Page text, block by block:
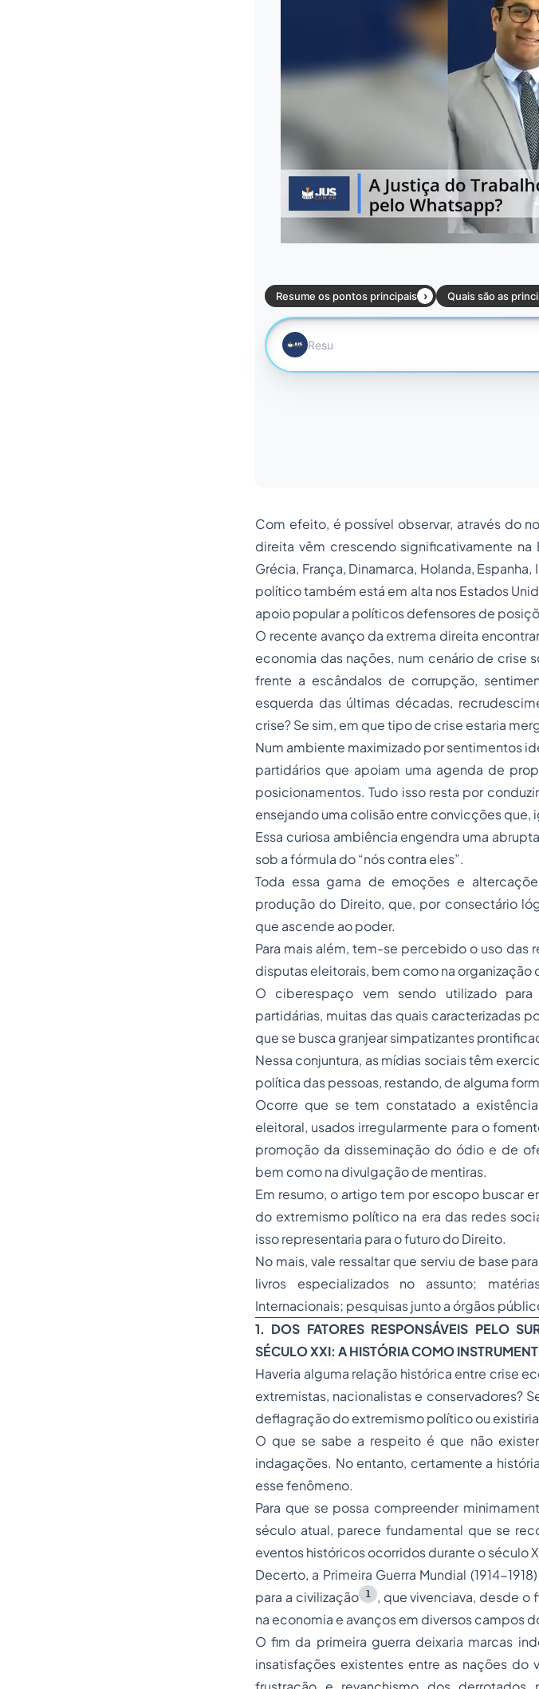
Com efeito, é possível observar, através do
direita vêm crescendo significativamente
Grécia, França, Dinamarca, Holanda,
político também está em alta nos Estados
apoio popular a políticos defensores de
O recente avanço da extrema direita
economia das nações, num cenário de
frente a escândalos de corrupção,
esquerda das últimas décadas,
crise? Se sim, em que tipo de crise estaria
Num ambiente maximizado por sentimentos
partidários que apoiam uma agenda de
posicionamentos. Tudo isso resta por
ensejando uma colisão entre convicções que,
Essa curiosa ambiência engendra uma
sob a fórmula do “nós contra eles”.
Toda essa gama de emoções e
produção do Direito, que, por consectário
que ascende ao poder.
Para mais além, tem-se percebido o uso das
disputas eleitorais, bem como na organização
O ciberespaço vem sendo utilizado
partidárias, muitas das quais caracterizadas
que se busca granjear simpatizantes
Nessa conjuntura, as mídias sociais têm
política das pessoas, restando, de alguma
Ocorre que se tem constatado a
eleitoral, usados irregularmente para o
promoção da disseminação do ódio e de
bem como na divulgação de mentiras.
Em resumo, o artigo tem por escopo buscar
do extremismo político na era das redes
isso representaria para o futuro do Direito.
No mais, vale ressaltar que serviu de base
livros especializados no assunto;
Internacionais; pesquisas junto a órgãos
1. DOS FATORES RESPONSÁVEIS PELO
SÉCULO XXI: A HISTÓRIA COMO
Haveria alguma relação histórica entre crise
extremistas, nacionalistas e conservadores?
deflagração do extremismo político ou
O que se sabe a respeito é que não
indagações. No entanto, certamente a
esse fenômeno.
Para que se possa compreender
século atual, parece fundamental que se
eventos históricos ocorridos durante o século
Decerto, a Primeira Guerra Mundial (1914-
para a civilização
1
, que vivenciava, desde o
na economia e avanços em diversos campos
O fim da primeira guerra deixaria marcas
insatisfações existentes entre as nações